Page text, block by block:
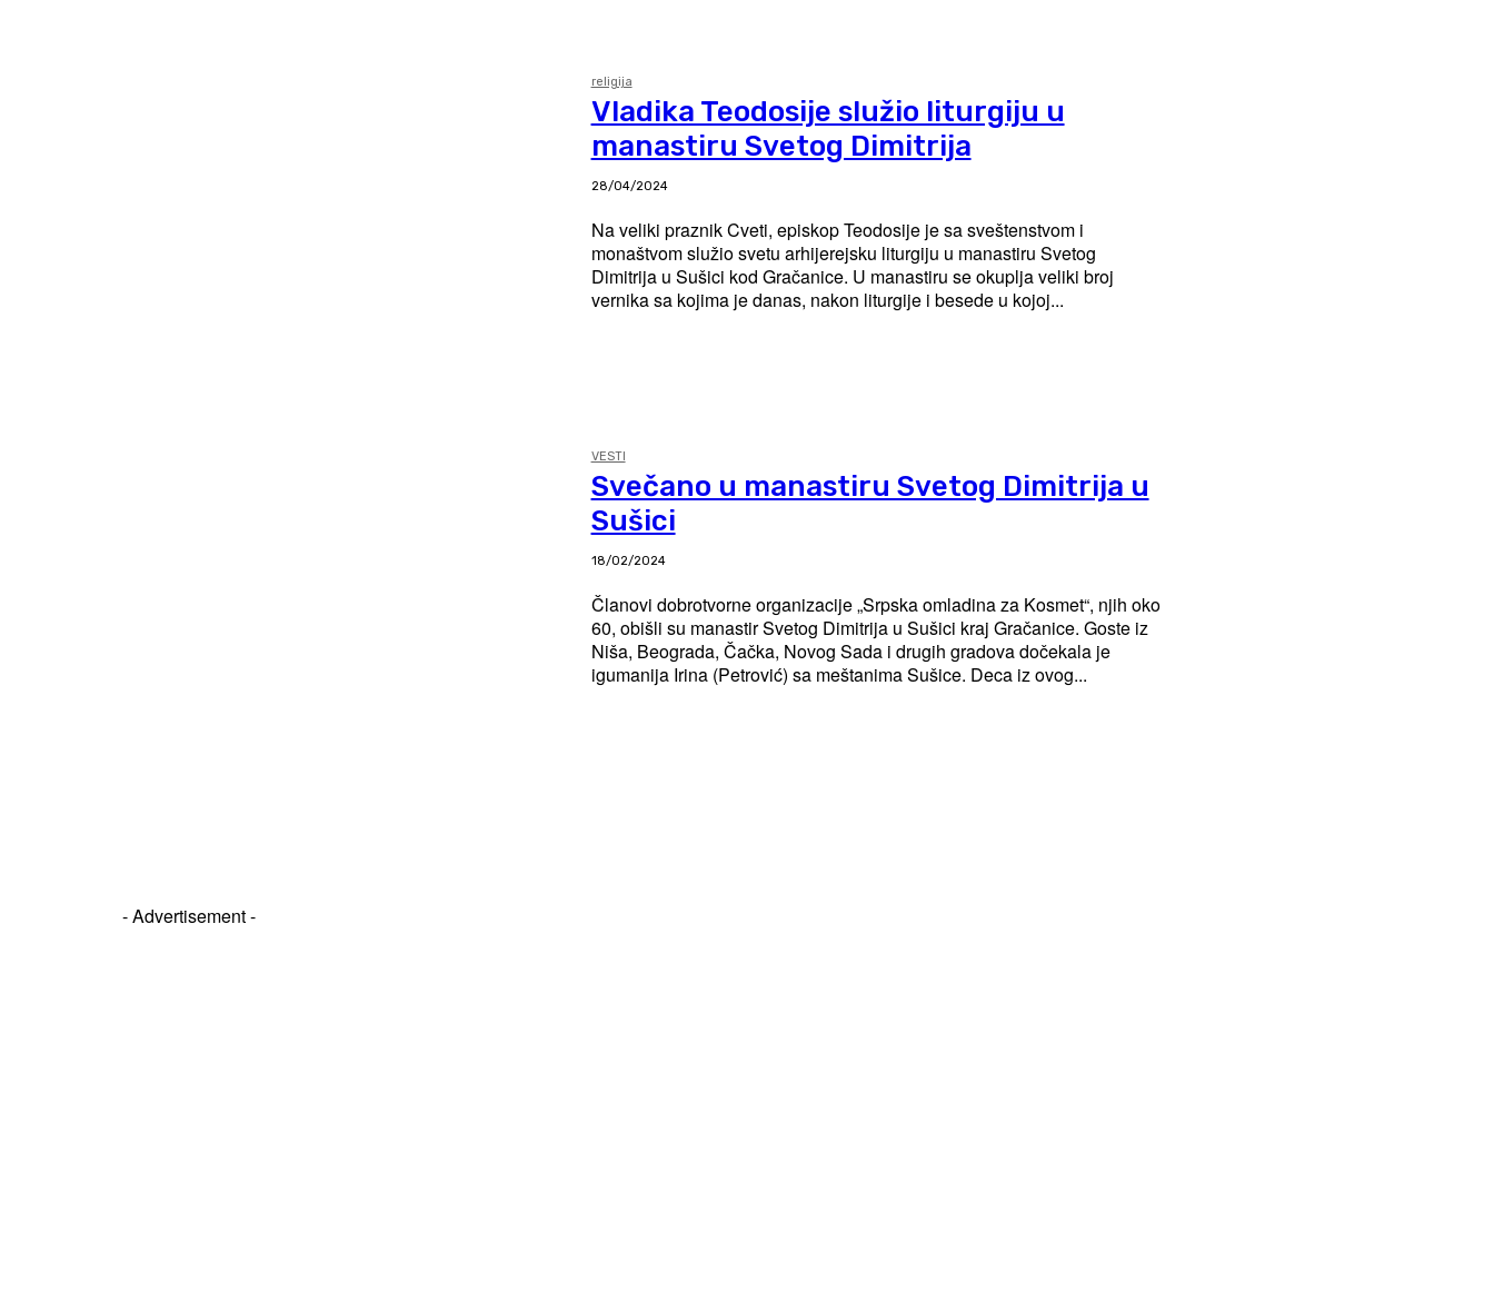
religija
Vladika Teodosije služio liturgiju u
manastiru Svetog Dimitrija
28/04/2024
Na veliki praznik Cveti, episkop Teodosije je sa sveštenstvom i
monaštvom služio svetu arhijerejsku liturgiju u manastiru Svetog
Dimitrija u Sušici kod Gračanice. U manastiru se okuplja veliki broj
vernika sa kojima je danas, nakon liturgije i besede u kojoj...
VESTI
Svečano u manastiru Svetog Dimitrija u
Sušici
18/02/2024
Članovi dobrotvorne organizacije „Srpska omladina za Kosmet“, njih oko
60, obišli su manastir Svetog Dimitrija u Sušici kraj Gračanice. Goste iz
Niša, Beograda, Čačka, Novog Sada i drugih gradova dočekala je
igumanija Irina (Petrović) sa meštanima Sušice. Deca iz ovog...
- Advertisement -